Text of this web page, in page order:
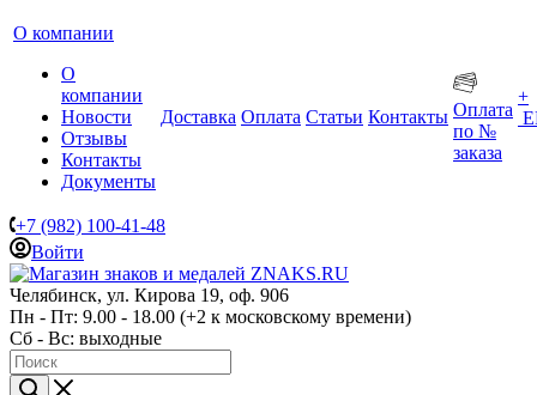
О компании
О
компании
Новости
Отзывы
Контакты
Документы
Доставка Оплата Статьи Контакты Оплата
по №
заказа
+
+7 (982) 100-41-48
Войти
Челябинск, ул. Кирова 19, оф. 906
Пн - Пт: 9.00 - 18.00 (+2 к московскому времени)
Сб - Вс: выходные